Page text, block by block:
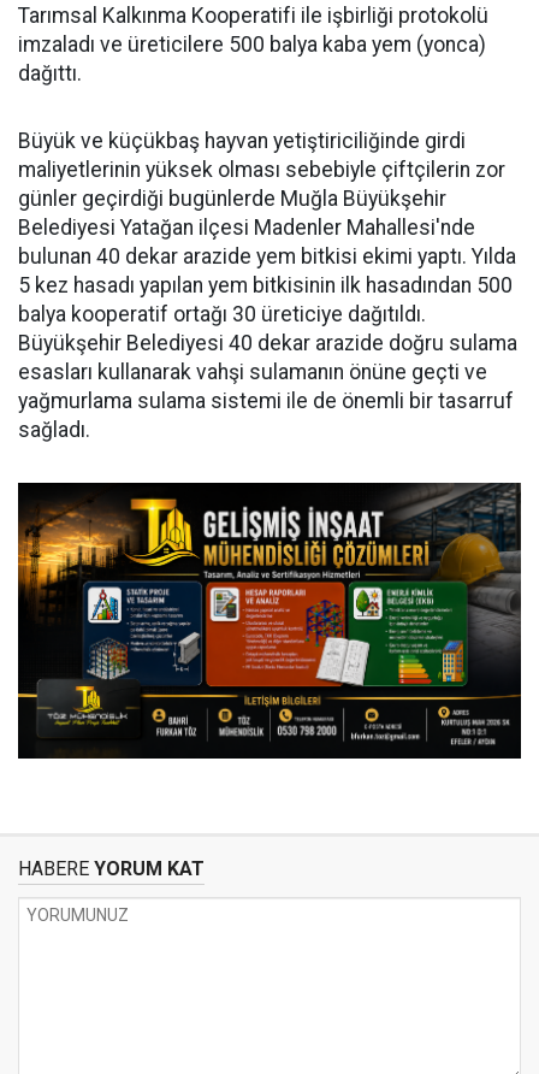
Tarımsal Kalkınma Kooperatifi ile işbirliği protokolü
imzaladı ve üreticilere 500 balya kaba yem (yonca)
dağıttı.
Büyük ve küçükbaş hayvan yetiştiriciliğinde girdi
maliyetlerinin yüksek olması sebebiyle çiftçilerin zor
günler geçirdiği bugünlerde Muğla Büyükşehir
Belediyesi Yatağan ilçesi Madenler Mahallesi'nde
bulunan 40 dekar arazide yem bitkisi ekimi yaptı. Yılda
5 kez hasadı yapılan yem bitkisinin ilk hasadından 500
balya kooperatif ortağı 30 üreticiye dağıtıldı.
Büyükşehir Belediyesi 40 dekar arazide doğru sulama
esasları kullanarak vahşi sulamanın önüne geçti ve
yağmurlama sulama sistemi ile de önemli bir tasarruf
sağladı.
HABERE YORUM KAT